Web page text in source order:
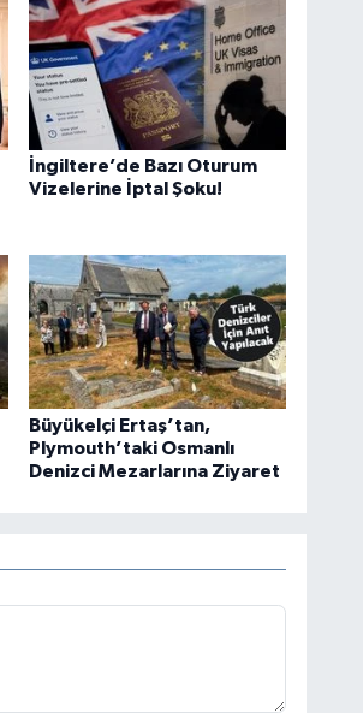
İngiltere’de Bazı Oturum
Vizelerine İptal Şoku!
Büyükelçi Ertaş’tan,
Plymouth’taki Osmanlı
Denizci Mezarlarına Ziyaret